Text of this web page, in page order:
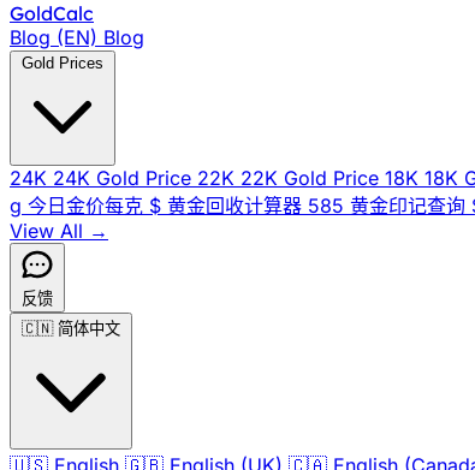
GoldCalc
Blog (EN) Blog
Gold Prices
24K 24K Gold Price 22K 22K Gold Price 18K 18K
g 今日金价每克 $ 黄金回收计算器 585 黄金印记查询
View All →
反馈
🇨🇳 简体中文
🇺🇸 English 🇬🇧 English (UK) 🇨🇦 English